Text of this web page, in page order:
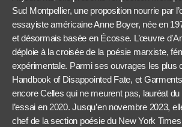
Sud Montpellier, une proposition nourrie par
essayiste américaine Anne Boyer, née en
et désormais basée en Écosse. L’œuvre
déploie à la croisée de la poésie marxiste,
expérimentale. Parmi ses ouvrages les plus
Handbook of Disappointed Fate, et
encore Celles qui ne meurent pas, lauréat
l’essai en 2020. Jusqu’en novembre 2023,
chef de la section poésie du New York